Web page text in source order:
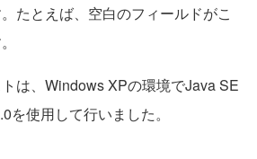
たとえば、空白のフィールドがこ
は、Windows XPの環境でJava SE
を使用して行いました。